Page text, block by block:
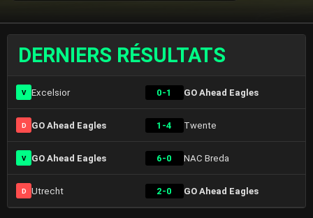
DERNIERS RÉSULTATS
V Excelsior 0-1 GO Ahead Eagles
D GO Ahead Eagles 1-4 Twente
V GO Ahead Eagles 6-0 NAC Breda
D Utrecht 2-0 GO Ahead Eagles